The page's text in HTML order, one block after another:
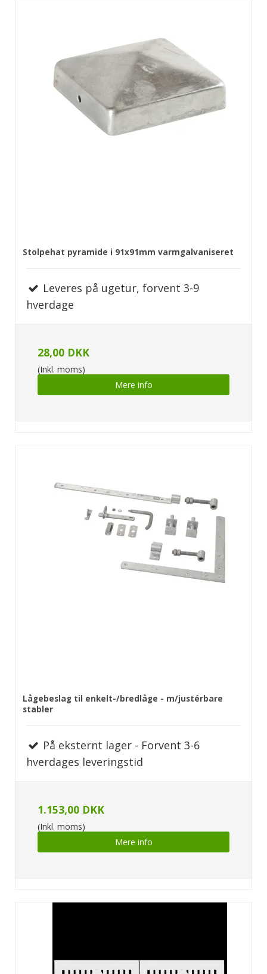
Stolpehat pyramide i 91x91mm varmgalvaniseret
Leveres på ugetur, forvent 3-9
hverdage
28,00 DKK
(Inkl. moms)
Mere info
Lågebeslag til enkelt-/bredlåge - m/justérbare
stabler
På eksternt lager - Forvent 3-6
hverdages leveringstid
1.153,00 DKK
(Inkl. moms)
Mere info